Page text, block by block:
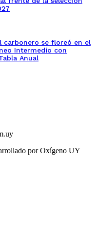
carbonero se floreó en el
Intermedio con
Anual
por Oxígeno UY